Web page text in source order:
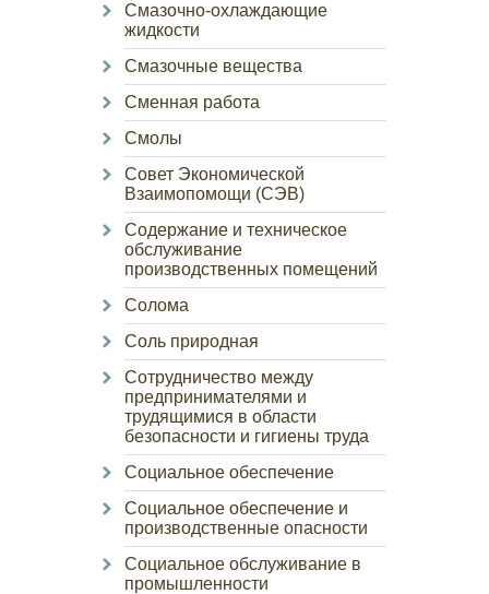
Смазочно-охлаждающие
жидкости
Смазочные вещества
Сменная работа
Смолы
Совет Экономической
Взаимопомощи (СЭВ)
Содержание и техническое
обслуживание
производственных помещений
Солома
Соль природная
Сотрудничество между
предпринимателями и
трудящимися в области
безопасности и гигиены труда
Социальное обеспечение
Социальное обеспечение и
производственные опасности
Социальное обслуживание в
промышленности